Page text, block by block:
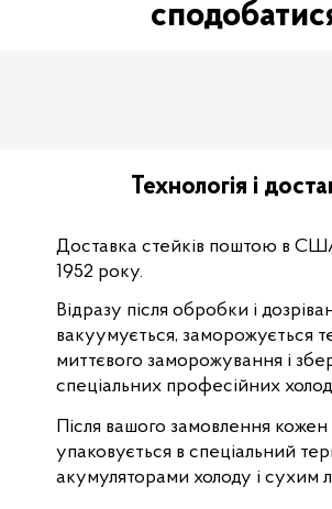
Доставка стейків поштою в
1952 року.
Технологія і
Після вашого замовлення
упаковується в спеціальний
акумуляторами холоду і сухим
Відразу після обробки і
вакуумується, заморожується
миттєвого заморожування і
спеціальних професійних